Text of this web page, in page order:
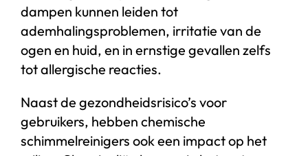
dampen kunnen leiden tot
ademhalingsproblemen, irritatie van de
ogen en huid, en in ernstige gevallen zelfs
tot allergische reacties.
Naast de gezondheidsrisico’s voor
gebruikers, hebben chemische
schimmelreinigers ook een impact op het